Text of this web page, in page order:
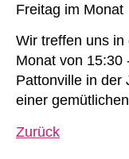
Freitag im Monat
Wir treffen uns
Monat von 15:30
Pattonville in der
einer
Zurück